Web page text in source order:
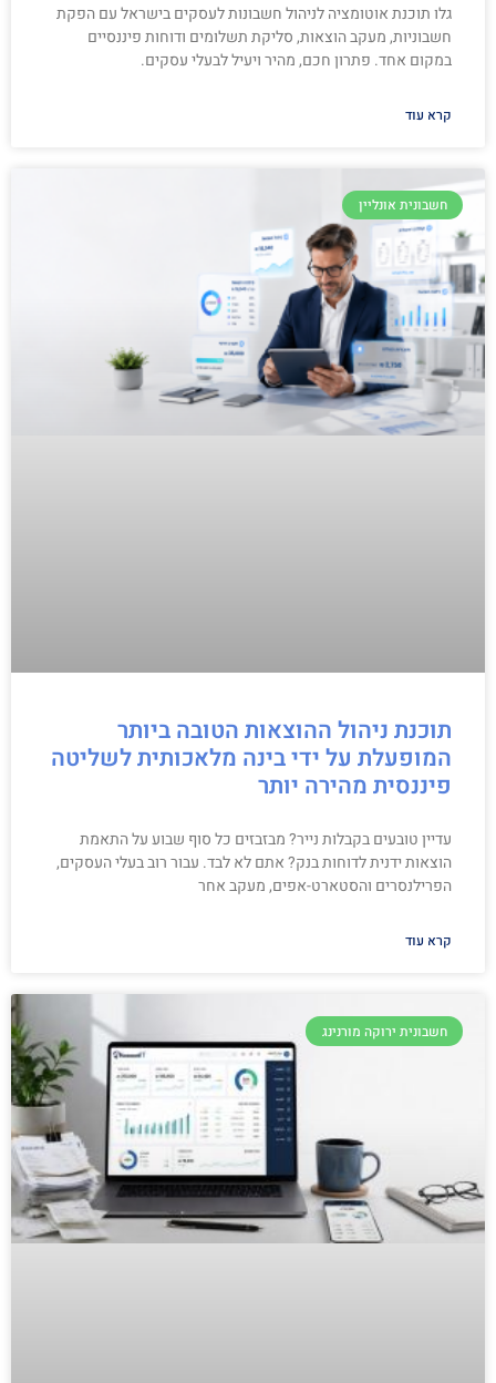
גלו תוכנת אוטומציה לניהול חשבונות לעסקים בישראל עם הפקת
חשבוניות, מעקב הוצאות, סליקת תשלומים ודוחות פיננסיים
במקום אחד. פתרון חכם, מהיר ויעיל לבעלי עסקים.
קרא עוד
חשבונית אונליין
תוכנת ניהול ההוצאות הטובה ביותר
המופעלת על ידי בינה מלאכותית לשליטה
פיננסית מהירה יותר
עדיין טובעים בקבלות נייר? מבזבזים כל סוף שבוע על התאמת
הוצאות ידנית לדוחות בנק? אתם לא לבד. עבור רוב בעלי העסקים,
הפרילנסרים והסטארט-אפים, מעקב אחר
קרא עוד
חשבונית ירוקה מורנינג